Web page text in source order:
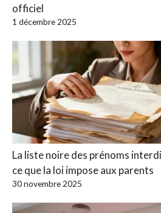
officiel
1 décembre 2025
La liste noire des prénoms
ce que la loi impose aux parents
30 novembre 2025